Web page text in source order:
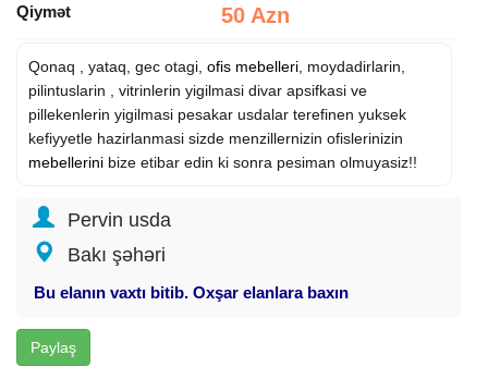
Qiymət 50 Azn
Qonaq , yataq, gec otagi, ofis mebelleri , moydadirlarin,
pilintuslarin , vitrinlerin yigilmasi divar apsifkasi ve
pillekenlerin yigilmasi pesakar usdalar terefinen yuksek
kefiyyetle hazirlanmasi sizde menzillernizin ofislerinizin
mebellerini bize etibar edin ki sonra pesiman olmuyasiz!!
Pervin usda
Bakı şəhəri
Bu elanın vaxtı bitib. Oxşar elanlara baxın
Paylaş